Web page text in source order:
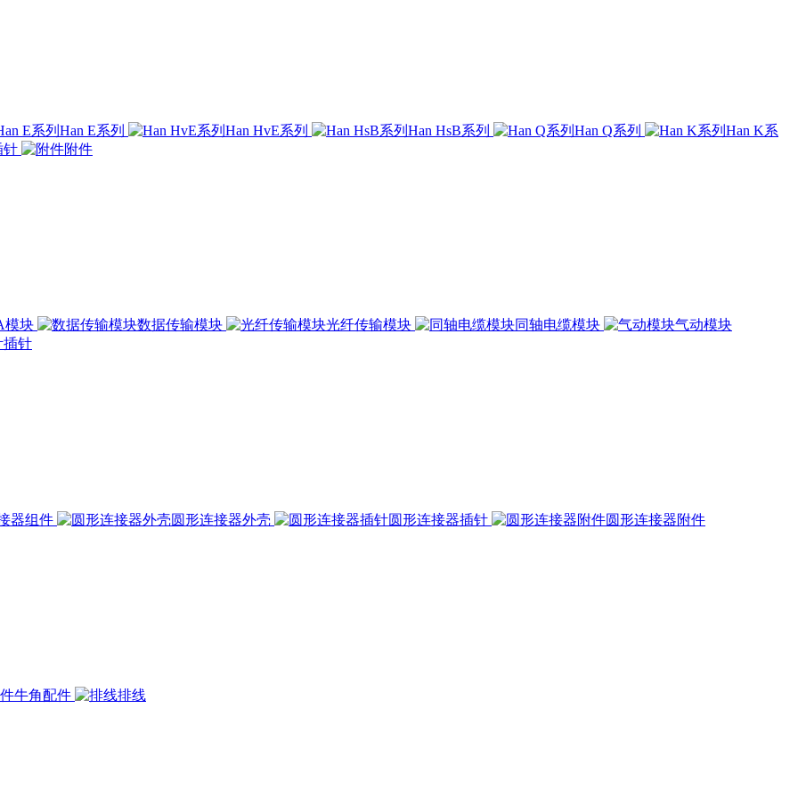
Han E系列 Han HvE系列 Han HsB系列 Han Q系列
Han K系
针
附件
模块 数据传输模块 光纤传输模块 同轴电缆模块
气动模块
插针
器组件 圆形连接器外壳 圆形连接器插针 圆形连接器附件
牛角配件 排线